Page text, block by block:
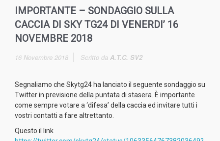
IMPORTANTE – SONDAGGIO SULLA
CACCIA DI SKY TG24 DI VENERDI’ 16
NOVEMBRE 2018
16 Novembre 2018 Scritto da A.T.C. SV2
Segnaliamo che Skytg24 ha lanciato il seguente sondaggio su
Twitter in previsione della puntata di stasera. È importante
come sempre votare a ‘difesa’ della caccia ed invitare tutti i
vostri contatti a fare altrettanto.
Questo il link